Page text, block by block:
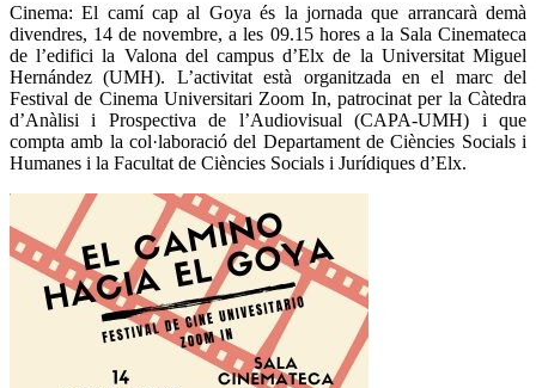
Cinema: El camí cap al Goya és la jornada que arrancarà demà
divendres, 14 de novembre, a les 09.15 hores a la Sala Cinemateca
de l’edifici la Valona del campus d’Elx de la Universitat Miguel
Hernández (UMH). L’activitat està organitzada en el marc del
Festival de Cinema Universitari Zoom In, patrocinat per la Càtedra
d’Anàlisi i Prospectiva de l’Audiovisual (CAPA-UMH) i que
compta amb la col·laboració del Departament de Ciències Socials i
Humanes i la Facultat de Ciències Socials i Jurídiques d’Elx.